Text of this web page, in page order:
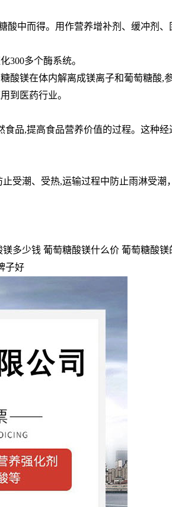
中而得。用作营养增补剂、缓冲剂、
300多个酶系统。
镁在体内解离成镁离子和葡萄糖酸,
到医药行业。
品,提高食品营养价值的过程。这种
受潮、受热,运输过程中防止雨淋受
多少钱 葡萄糖酸镁什么价 葡萄糖酸
子好